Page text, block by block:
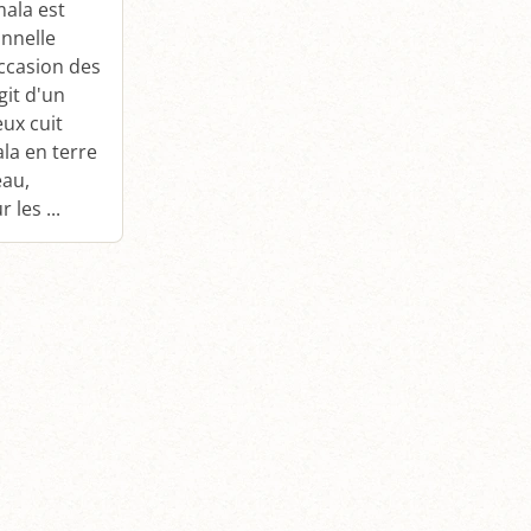
est
des
d'un
cuit
en terre
les ...